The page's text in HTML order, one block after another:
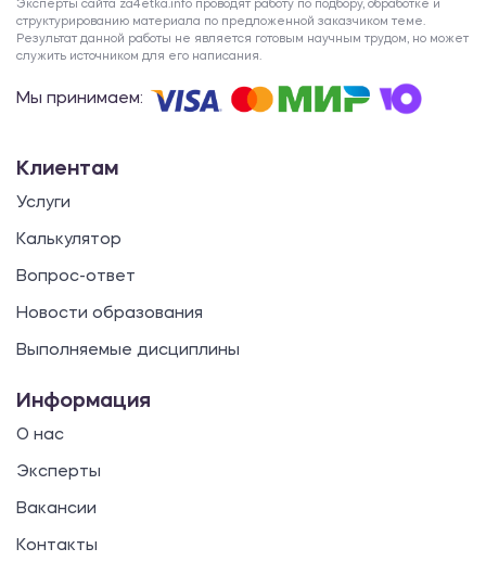
Эксперты сайта za4etka.info проводят работу по подбору, обработке и
структурированию материала по предложенной заказчиком теме.
Результат данной работы не является готовым научным трудом, но может
служить источником для его написания.
Мы принимаем:
Клиентам
Услуги
Калькулятор
Вопрос-ответ
Новости образования
Выполняемые дисциплины
Информация
О нас
Эксперты
Вакансии
Контакты